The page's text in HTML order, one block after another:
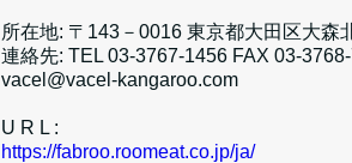
所在地: 〒143－0016 東京都大田区大森
連絡先: TEL 03-3767-1456 FAX 03-
vacel@vacel-kangaroo.com
U R L :
https://fabroo.roomeat.co.jp/ja/